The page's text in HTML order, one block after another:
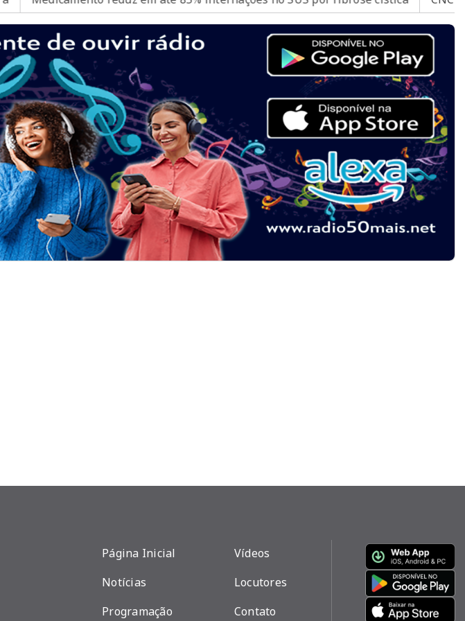
Página Inicial
Notícias
Programação
Vídeos
Locutores
Contato